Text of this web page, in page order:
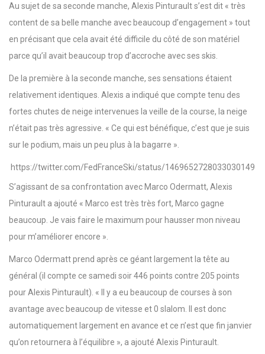
Au sujet de sa seconde manche, Alexis Pinturault s’est dit « très
content de sa belle manche avec beaucoup d’engagement » tout
en précisant que cela avait été difficile du côté de son matériel
parce qu’il avait beaucoup trop d’accroche avec ses skis.
De la première à la seconde manche, ses sensations étaient
relativement identiques. Alexis a indiqué que compte tenu des
fortes chutes de neige intervenues la veille de la course, la neige
n’était pas très agressive. « Ce qui est bénéfique, c’est que je suis
sur le podium, mais un peu plus à la bagarre ».
https://twitter.com/FedFranceSki/status/1469652728033030149
S’agissant de sa confrontation avec Marco Odermatt, Alexis
Pinturault a ajouté « Marco est très très fort, Marco gagne
beaucoup. Je vais faire le maximum pour hausser mon niveau
pour m’améliorer encore ».
Marco Odermatt prend après ce géant largement la tête au
général (il compte ce samedi soir 446 points contre 205 points
pour Alexis Pinturault). « Il y a eu beaucoup de courses à son
avantage avec beaucoup de vitesse et 0 slalom. Il est donc
automatiquement largement en avance et ce n’est que fin janvier
qu’on retournera à l’équilibre », a ajouté Alexis Pinturault.